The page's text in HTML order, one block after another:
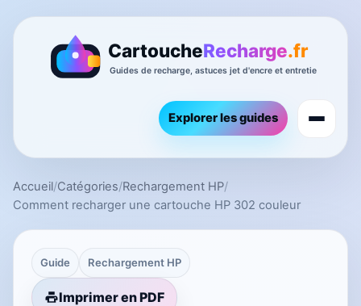
Explorer les guides
Accueil/Catégories/Rechargement HP/
Comment recharger une cartouche HP 302 couleur
Guide Rechargement HP
Imprimer en PDF